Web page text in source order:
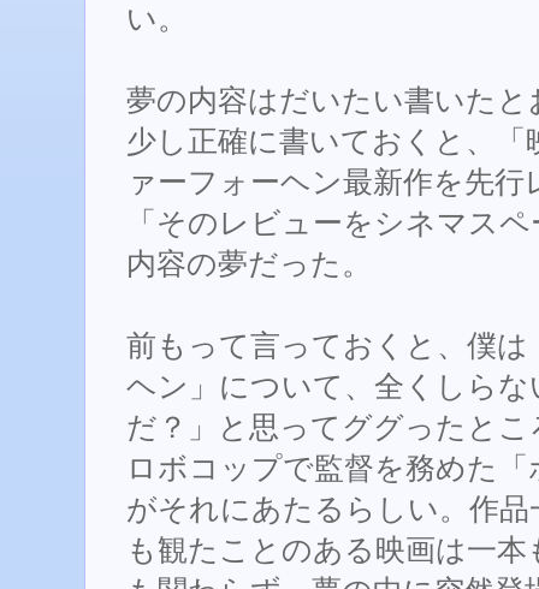
い。
夢の内容はだいたい書いた
少し正確に書いておくと、「
ァーフォーヘン最新作を先
「そのレビューをシネマス
内容の夢だった。
前もって言っておくと、僕
ヘン」について、全くしら
だ？」と思ってググったと
ロボコップで監督を務めた
がそれにあたるらしい。作
も観たことのある映画は一